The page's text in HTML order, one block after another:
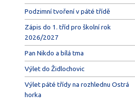
Podzimní tvoření v páté třídě
Zápis do 1. tříd pro školní rok
2026/2027
Pan Nikdo a bílá tma
Výlet do Židlochovic
Výlet páté třídy na rozhlednu Ostrá
horka